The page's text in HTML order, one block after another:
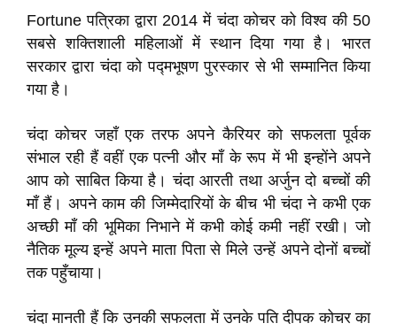
Fortune पत्रिका द्वारा 2014 में चंदा कोचर को विश्व की 50
सबसे शक्तिशाली महिलाओं में स्थान दिया गया है। भारत
सरकार द्वारा चंदा को पद्मभूषण पुरस्कार से भी सम्मानित किया
गया है।
चंदा कोचर जहाँ एक तरफ अपने कैरियर को सफलता पूर्वक
संभाल रही हैं वहीं एक पत्नी और माँ के रूप में भी इन्होंने अपने
आप को साबित किया है। चंदा आरती तथा अर्जुन दो बच्चों की
माँ हैं। अपने काम की जिम्मेदारियों के बीच भी चंदा ने कभी एक
अच्छी माँ की भूमिका निभाने में कभी कोई कमी नहीं रखी। जो
नैतिक मूल्य इन्हें अपने माता पिता से मिले उन्हें अपने दोनों बच्चों
तक पहुँचाया।
चंदा मानती हैं कि उनकी सफलता में उनके पति दीपक कोचर का